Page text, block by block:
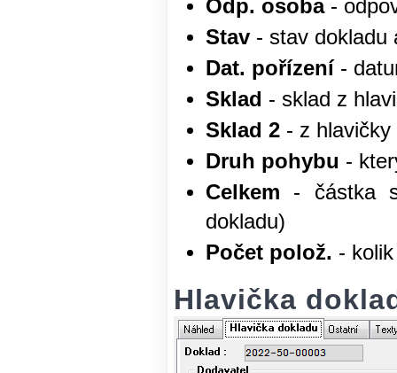
Odp. osoba-
Stav - stav dokladu
Dat. pořízení-
Sklad - sklad z
Sklad 2 - z
Druh pohybu -
Celkem - částka
dokladu)
Počet polož. -
Hlavička